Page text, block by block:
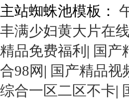
主站蜘蛛池模板：
丰满少妇黄大片在
精品免费福利 | 国产
合98网 | 国产精品视
综合一区二区不卡|